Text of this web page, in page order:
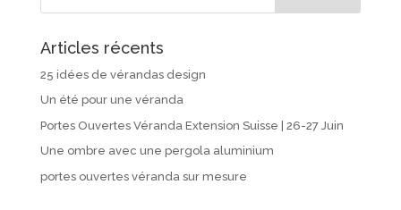
Articles récents
25 idées de vérandas design
Un été pour une véranda
Portes Ouvertes Véranda Extension Suisse | 26-27 Juin
Une ombre avec une pergola aluminium
portes ouvertes véranda sur mesure